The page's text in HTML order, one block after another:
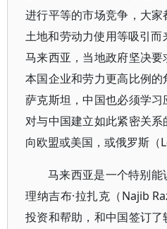
进行平等的市场竞争，大
土地和劳动力使用等吸引
马来西亚，当地政府坚决
本国企业和劳力更高比例
萨克斯坦，中国也必须学
对与中国建立如此紧密关
向欧盟或美国，或俄罗斯（
马来西亚是一个特别
理纳吉布·拉扎克（Najib
投资和帮助，和中国签订